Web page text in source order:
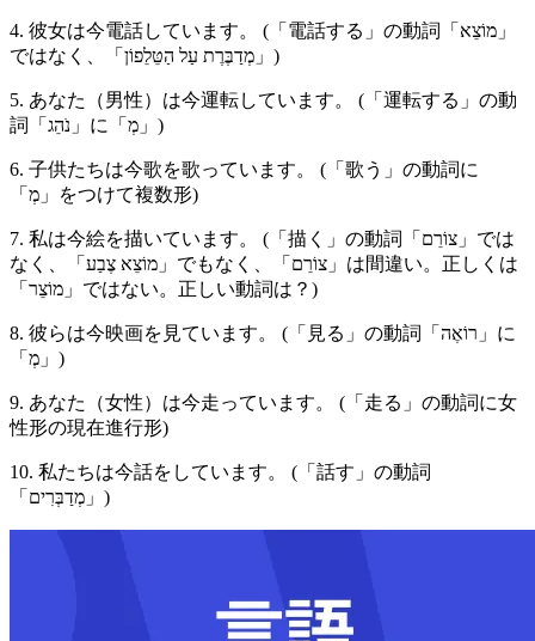
4. 彼女は今電話しています。 (「電話する」の動詞「מוֹצֵא」
ではなく、「מְדַבֶּרֶת עַל הַטֵּלֵפוֹן」)
5. あなた（男性）は今運転しています。 (「運転する」の動
詞「נֹהֵג」に「מְ」)
6. 子供たちは今歌を歌っています。 (「歌う」の動詞に
「מְ」をつけて複数形)
7. 私は今絵を描いています。 (「描く」の動詞「צוֹרֵם」では
なく、「מוֹצֵא צֶבַע」でもなく、「צוֹרֵם」は間違い。正しくは
「מוֹצֵר」ではない。正しい動詞は？)
8. 彼らは今映画を見ています。 (「見る」の動詞「רוֹאֶה」に
「מְ」)
9. あなた（女性）は今走っています。 (「走る」の動詞に女
性形の現在進行形)
10. 私たちは今話をしています。 (「話す」の動詞
「מְדַבְּרִים」)